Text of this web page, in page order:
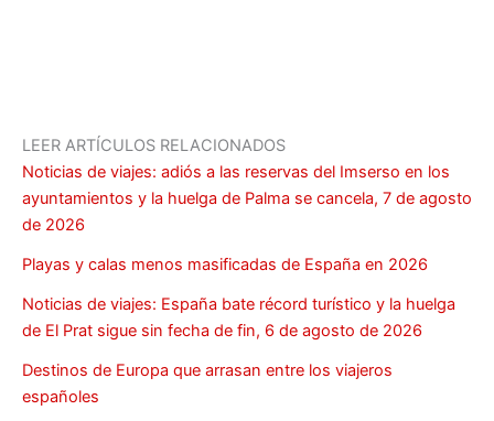
LEER ARTÍCULOS RELACIONADOS
Noticias de viajes: adiós a las reservas del Imserso en los
ayuntamientos y la huelga de Palma se cancela, 7 de agosto
de 2026
Playas y calas menos masificadas de España en 2026
Noticias de viajes: España bate récord turístico y la huelga
de El Prat sigue sin fecha de fin, 6 de agosto de 2026
Destinos de Europa que arrasan entre los viajeros
españoles